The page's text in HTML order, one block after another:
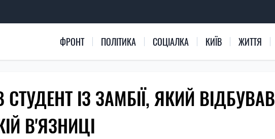
ФРОНТ ПОЛІТИКА СОЦІАЛКА КИЇВ ЖИТТЯ
СТУДЕНТ ІЗ ЗАМБІЇ, ЯКИЙ ВІДБУВАВ
В'ЯЗНИЦІ